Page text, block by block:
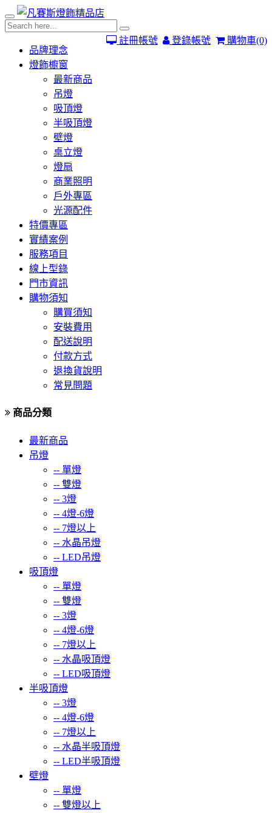
購物車(0)
登錄帳號
註冊帳號
品牌理念
燈飾櫥窗
最新商品
吊燈
吸頂燈
半吸頂燈
壁燈
桌立燈
燈扇
商業照明
戶外專區
光源配件
特價專區
實績案例
服務項目
線上型錄
門市資訊
購物須知
購買須知
安裝費用
配送說明
付款方式
退換貨說明
常見問題
商品分類
最新商品
吊燈
-- 單燈
-- 雙燈
-- 3燈
-- 4燈-6燈
-- 7燈以上
-- 水晶吊燈
-- LED吊燈
吸頂燈
-- 單燈
-- 雙燈
-- 3燈
-- 4燈-6燈
-- 7燈以上
-- 水晶吸頂燈
-- LED吸頂燈
半吸頂燈
-- 3燈
-- 4燈-6燈
-- 7燈以上
-- 水晶半吸頂燈
-- LED半吸頂燈
壁燈
-- 單燈
-- 雙燈以上